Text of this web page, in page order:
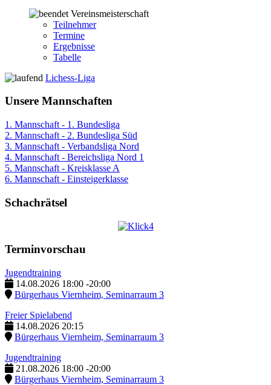
Vereinsmeisterschaft
Teilnehmer
Termine
Ergebnisse
Tabelle
Lichess-Liga
Unsere Mannschaften
1. Mannschaft - 1. Bundesliga
2. Mannschaft - 2. Bundesliga Süd
3. Mannschaft - Verbandsliga Nord
4. Mannschaft - Bereichsliga Nord 1
5. Mannschaft - Kreisklasse A
6. Mannschaft - Einsteigerklasse
Schachrätsel
Terminvorschau
Jugendtraining
14.08.2026 18:00 -20:00
Bürgerhaus Viernheim, Seminarraum 3
Freier Spielabend
14.08.2026 20:15
Bürgerhaus Viernheim, Seminarraum 3
Jugendtraining
21.08.2026 18:00 -20:00
Bürgerhaus Viernheim, Seminarraum 3